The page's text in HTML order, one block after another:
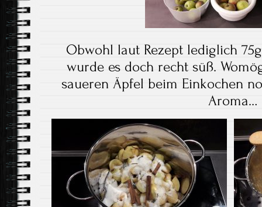
Obwohl laut Rezept lediglich
wurde es doch recht süß.
saueren Äpfel beim Einkochen
Aroma…